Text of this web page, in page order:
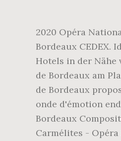
2020 Opéra
Bordeaux CEDEX.
Hotels in der Nähe
de Bordeaux am
de Bordeaux
onde d'émotion
Bordeaux
Carmélites -